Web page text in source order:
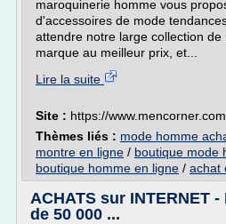
maroquinerie homme vous
d'accessoires de mode
attendre notre large collection
marque au meilleur prix, et...
Lire la suite
Site : https://www.mencorner.com
Thèmes liés : mode homme
montre en ligne / boutique mode
boutique homme en ligne / achat
ACHATS sur INTERNET
de 50 000 ...